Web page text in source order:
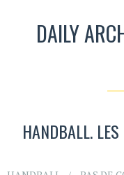
DAILY
HANDBALL.